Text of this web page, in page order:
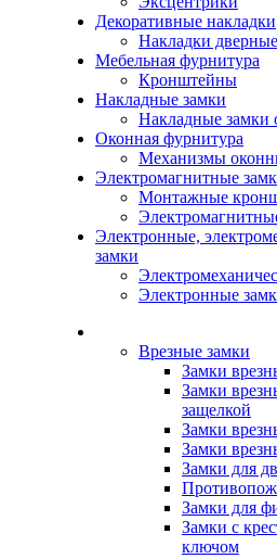
Декоративные накладки
Накладки дверные
Мебельная фурнитура
Кронштейны
Накладные замки
Накладные замки
Оконная фурнитура
Механизмы
Электромагнитные
Монтажные
Электронные,
замки
Электронные
Врезные замки
Замки
Замки
защелкой
Замки
Замки
Замки для
Замки для
Замки с
ключом